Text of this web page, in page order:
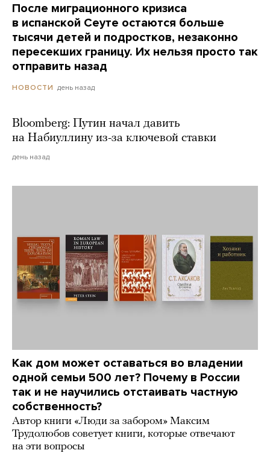
После миграционного кризиса
в испанской Сеуте остаются больше
тысячи детей и подростков, незаконно
пересекших границу. Их нельзя просто так
отправить назад
НОВОСТИ день назад
Bloomberg: Путин начал давить
на Набиуллину из-за ключевой ставки
день назад
Как дом может оставаться во владении
одной семьи 500 лет? Почему в России
так и не научились отстаивать частную
собственность?
Автор книги «Люди за забором» Максим
Трудолюбов советует книги, которые отвечают
на эти вопросы